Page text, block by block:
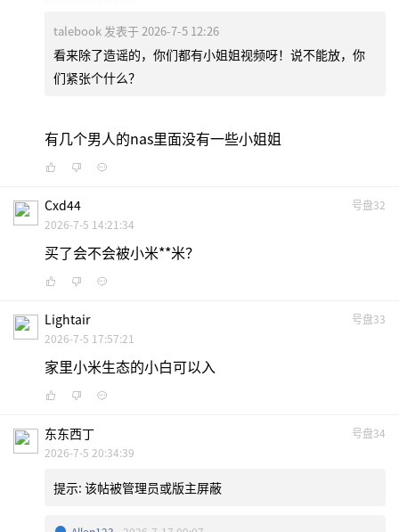
talebook 发表于 2026-7-5 12:26
看来除了造谣的，你们都有小姐姐视频呀！说不能放，你
们紧张个什么？
有几个男人的nas里面没有一些小姐姐
号盘32
Cxd44
2026-7-5 14:21:34
买了会不会被小米**米？
号盘33
Lightair
2026-7-5 17:57:21
家里小米生态的小白可以入
号盘34
东东西丁
2026-7-5 20:34:39
提示: 该帖被管理员或版主屏蔽